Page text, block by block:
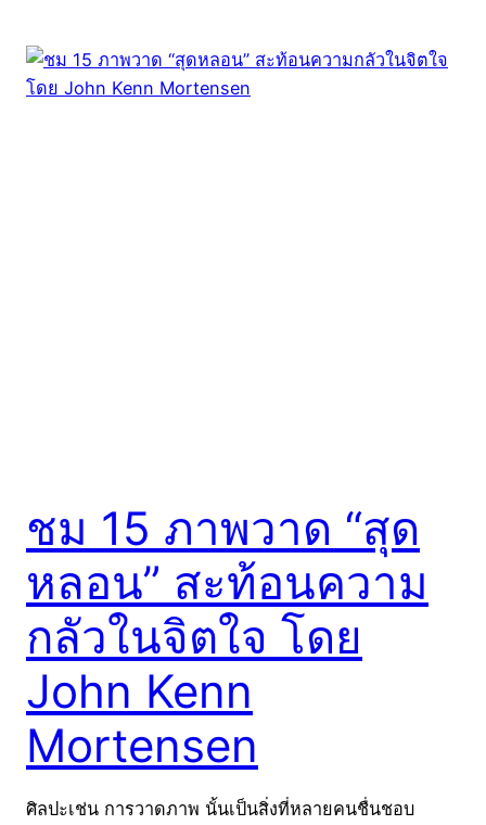
ชม 15 ภาพวาด “สุด
หลอน” สะท้อนความ
กลัวในจิตใจ โดย
John Kenn
Mortensen
ศิลปะเช่น การวาดภาพ นั้นเป็นสิ่งที่หลายคนชื่นชอบ